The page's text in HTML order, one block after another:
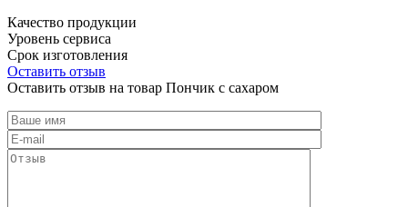
Качество продукции
Уровень сервиса
Срок изготовления
Оставить отзыв
Оставить отзыв на товар Пончик с сахаром